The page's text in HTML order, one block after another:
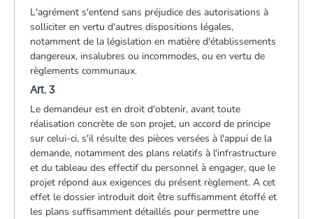
L'agrément s'entend sans préjudice des autorisations à
solliciter en vertu d'autres dispositions légales,
notamment de la législation en matière d'établissements
dangereux, insalubres ou incommodes, ou en vertu de
règlements communaux.
Art. 3
Le demandeur est en droit d'obtenir, avant toute
réalisation concrète de son projet, un accord de principe
sur celui-ci, s'il résulte des pièces versées à l'appui de la
demande, notamment des plans relatifs à l'infrastructure
et du tableau des effectif du personnel à engager, que le
projet répond aux exigences du présent règlement. A cet
effet le dossier introduit doit être suffisamment étoffé et
les plans suffisamment détaillés pour permettre une